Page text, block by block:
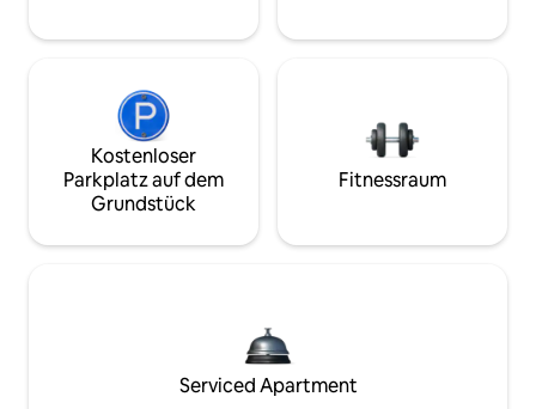
Kostenloser
Parkplatz auf dem
Grundstück
Fitnessraum
Serviced Apartment